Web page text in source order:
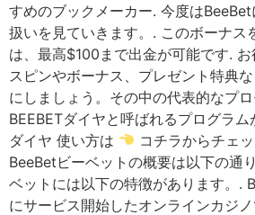
すめのブックメーカー. 今度はBeeBet
扱いを見ていきます。. このボーナス
は、最高$100まで出金が可能です.
スピンやボーナス、プレゼント特典
にしましょう。その中の代表的なプロ
BEEBETダイヤと呼ばれるプログラ
ダイヤ 使い方は
コチラからチェ
BeeBetビーベットの概要は以下の通
ベットには以下の特徴があります。.
にサービス開始したオンラインカジ